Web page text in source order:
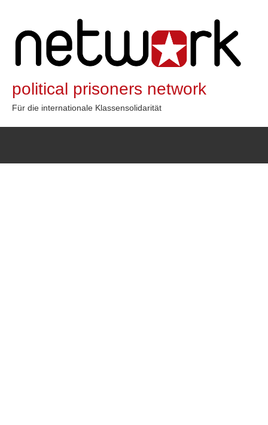
springen
political prisoners network
Für die internationale Klassensolidarität